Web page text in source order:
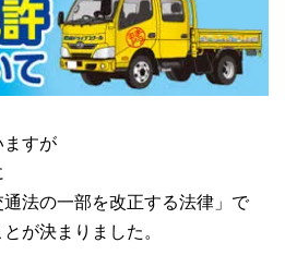
ますが
法の一部を改正する法律」で
が決まりました。